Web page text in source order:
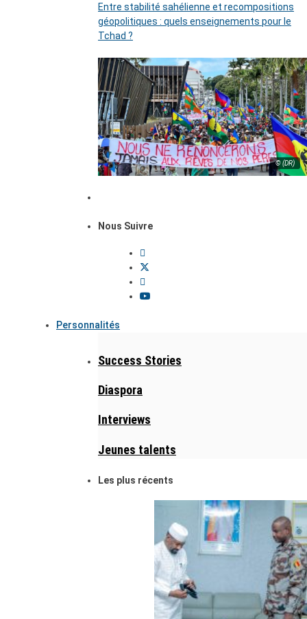
Entre stabilité sahélienne et recompositions
géopolitiques : quels enseignements pour le
Tchad ?
© (DR)
Nous Suivre
Personnalités
Success Stories
Diaspora
Interviews
Jeunes talents
Les plus récents